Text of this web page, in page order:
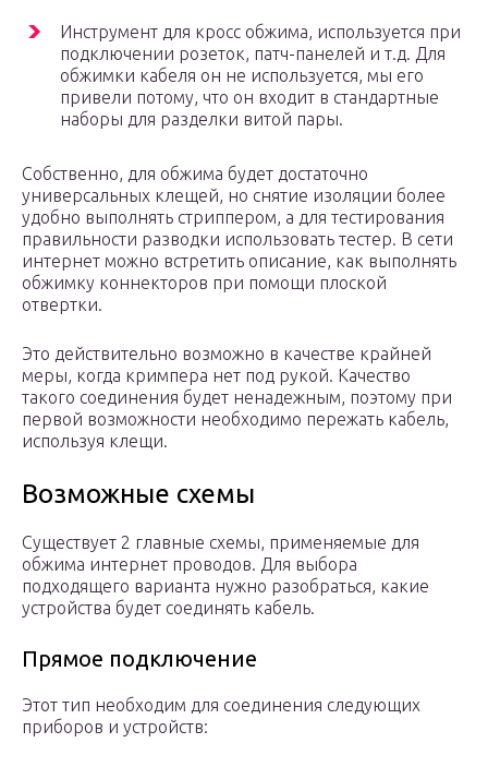
Инструмент для кросс обжима, используется при
подключении розеток, патч-панелей и т.д. Для
обжимки кабеля он не используется, мы его
привели потому, что он входит в стандартные
наборы для разделки витой пары.
Собственно, для обжима будет достаточно
универсальных клещей, но снятие изоляции более
удобно выполнять стриппером, а для тестирования
правильности разводки использовать тестер. В сети
интернет можно встретить описание, как выполнять
обжимку коннекторов при помощи плоской
отвертки.
Это действительно возможно в качестве крайней
меры, когда кримпера нет под рукой. Качество
такого соединения будет ненадежным, поэтому при
первой возможности необходимо пережать кабель,
используя клещи.
Возможные схемы
Существует 2 главные схемы, применяемые для
обжима интернет проводов. Для выбора
подходящего варианта нужно разобраться, какие
устройства будет соединять кабель.
Прямое подключение
Этот тип необходим для соединения следующих
приборов и устройств: